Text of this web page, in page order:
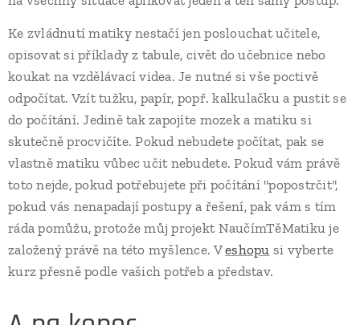
Ke zvládnutí matiky nestačí jen poslouchat učitele,
opisovat si příklady z tabule, civět do učebnice nebo
koukat na vzdělávací videa. Je nutné si vše poctivě
odpočítat. Vzít tužku, papír, popř. kalkulačku a pustit se
do počítání. Jedině tak zapojíte mozek a matiku si
skutečně procvičíte. Pokud nebudete počítat, pak se
vlastně matiku vůbec učit nebudete. Pokud vám právě
toto nejde, pokud potřebujete při počítání "popostrčit",
pokud vás nenapadají postupy a řešení, pak vám s tím
ráda pomůžu, protože můj projekt NaučímTěMatiku je
založený právě na této myšlence. Veshopu si vyberte
kurz přesně podle vašich potřeb a představ.